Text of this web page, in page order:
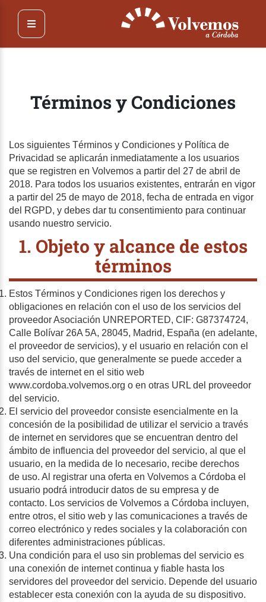
contenido
principal
Términos y Condiciones
Los siguientes Términos y Condiciones y Política de
Privacidad se aplicarán inmediatamente a los usuarios
que se registren en Volvemos a partir del 27 de abril de
2018. Para todos los usuarios existentes, entrarán en vigor
a partir del 25 de mayo de 2018, fecha de entrada en vigor
del RGPD, y debes dar tu consentimiento para continuar
usando nuestro servicio.
1. Objeto y alcance de estos
términos
Estos Términos y Condiciones rigen los derechos y
obligaciones en relación con el uso de los servicios del
proveedor Asociación UNREPORTED, CIF: G87374724,
Calle Bolívar 26A 5A, 28045, Madrid, España (en adelante,
el proveedor de servicios), y el usuario en relación con el
uso del servicio, que generalmente se puede acceder a
través de internet en el sitio web
www.cordoba.volvemos.org o en otras URL del proveedor
del servicio.
El servicio del proveedor consiste esencialmente en la
concesión de la posibilidad de utilizar el servicio a través
de internet en servidores que se encuentran dentro del
ámbito de influencia del proveedor del servicio, al que el
usuario, en la medida de lo necesario, recibe derechos
de uso. Al registrar una oferta en Volvemos a Córdoba el
usuario podrá introducir datos de su empresa y de
contacto. Los servicios de Volvemos a Córdoba incluyen,
entre otros, el sitio web y las comunicaciones a través de
correo electrónico y redes sociales y la colaboración con
diferentes administraciones públicas.
Una condición para el uso sin problemas del servicio es
una conexión de internet continua y fiable hasta los
servidores del proveedor del servicio. Depende del usuario
establecer esta conexión con la ayuda de su dispositivo.